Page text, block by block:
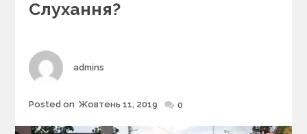
r
iСлухання?
Author
admins
Posted
Posted on Жовтень 11, 2019 0